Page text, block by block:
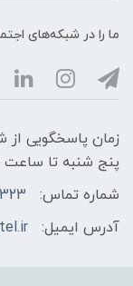
ما را در شبکه‌های
پنج شنبه تا ساعت 13
شماره تماس:
آدرس ایمیل: